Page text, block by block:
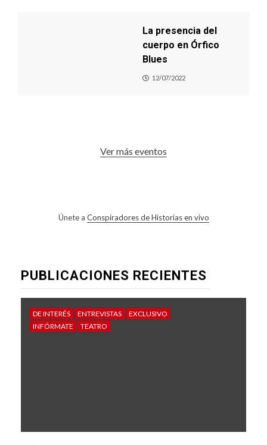
La presencia del
cuerpo en Órfico
Blues
12/07/2022
Ver más eventos
Únete a Conspiradores de Historias en vivo
PUBLICACIONES RECIENTES
DE INTERÉS ENTREVISTAS
EXCLUSIVO
INFÓRMATE
TEATRO